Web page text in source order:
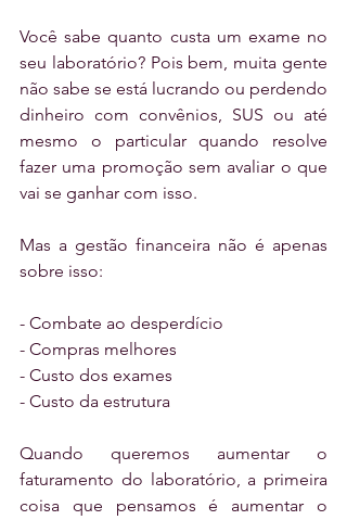
Você sabe quanto custa um exame no
seu laboratório? Pois bem, muita gente
não sabe se está lucrando ou perdendo
dinheiro com convênios, SUS ou até
mesmo o particular quando resolve
fazer uma promoção sem avaliar o que
vai se ganhar com isso.
Mas a gestão financeira não é apenas
sobre isso:
- Combate ao desperdício
- Compras melhores
- Custo dos exames
- Custo da estrutura
Quando queremos aumentar o
faturamento do laboratório, a primeira
coisa que pensamos é aumentar o